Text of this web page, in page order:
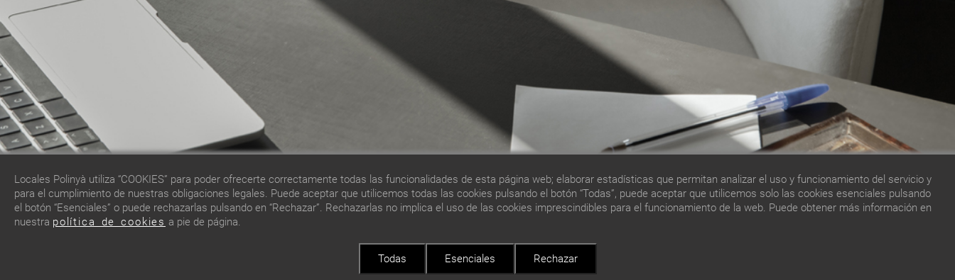
Locales Polinyà utiliza “COOKIES” para poder ofrecerte correctamente todas las funcionalidades de esta página web; elaborar estadísticas que permitan analizar el uso y funcionamiento del servicio y
para el cumplimiento de nuestras obligaciones legales. Puede aceptar que utilicemos todas las cookies pulsando el botón “Todas”, puede aceptar que utilicemos solo las cookies esenciales pulsando
el botón “Esenciales” o puede rechazarlas pulsando en “Rechazar”. Rechazarlas no implica el uso de las cookies imprescindibles para el funcionamiento de la web. Puede obtener más información en
nuestra política de cookies a pie de página.
Todas Esenciales Rechazar